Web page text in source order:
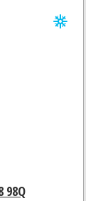
98Q